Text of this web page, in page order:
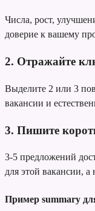
Числа, рост,
доверие к вашему
2. Отражайте
Выделите 2 или 3
вакансии и
3. Пишите
3-5 предложений
для этой вакансии,
Пример summary